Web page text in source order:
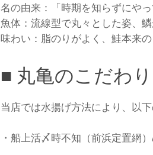
名の由来：「時期を知らずにや
魚体：流線型で丸々とした姿、
味わい：脂のりがよく、鮭本来
■ 丸亀のこだわり
当店では水揚げ方法により、以
・船上活〆時不知（前浜定置網